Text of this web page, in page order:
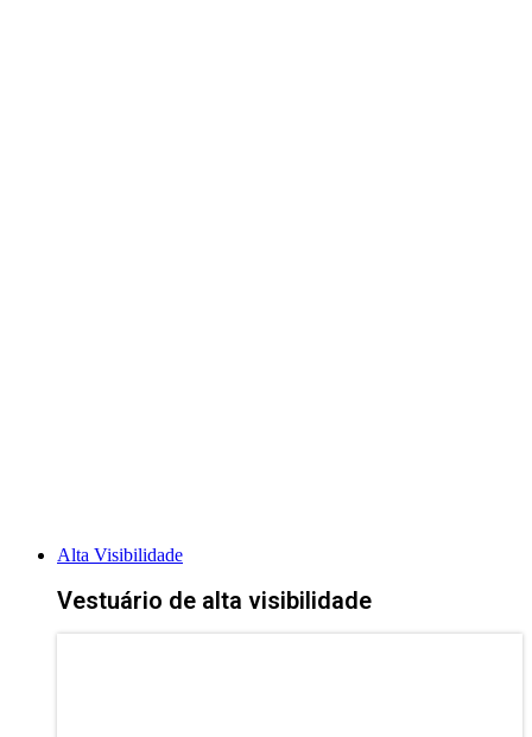
Alta Visibilidade
Vestuário de alta visibilidade